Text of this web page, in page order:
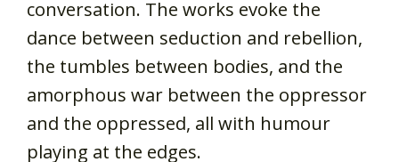
conversation. The works evoke the
dance between seduction and rebellion,
the tumbles between bodies, and the
amorphous war between the oppressor
and the oppressed, all with humour
playing at the edges.